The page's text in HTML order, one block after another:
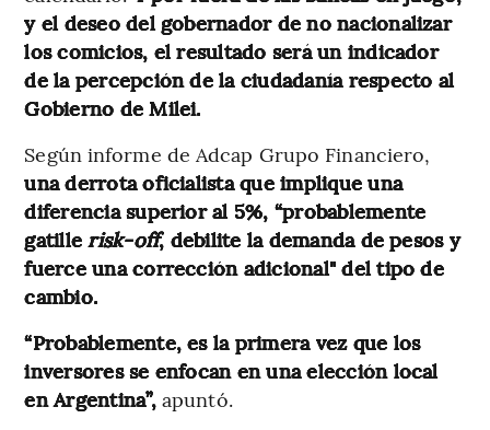
y el deseo del gobernador de no nacionalizar
los comicios, el resultado será un indicador
de la percepción de la ciudadanía respecto al
Gobierno de Milei.
Según informe de Adcap Grupo Financiero,
una derrota oficialista que implique una
diferencia superior al 5%, “probablemente
gatille risk-off, debilite la demanda de pesos y
fuerce una corrección adicional" del tipo de
cambio.
“Probablemente, es la primera vez que los
inversores se enfocan en una elección local
en Argentina”, apuntó.